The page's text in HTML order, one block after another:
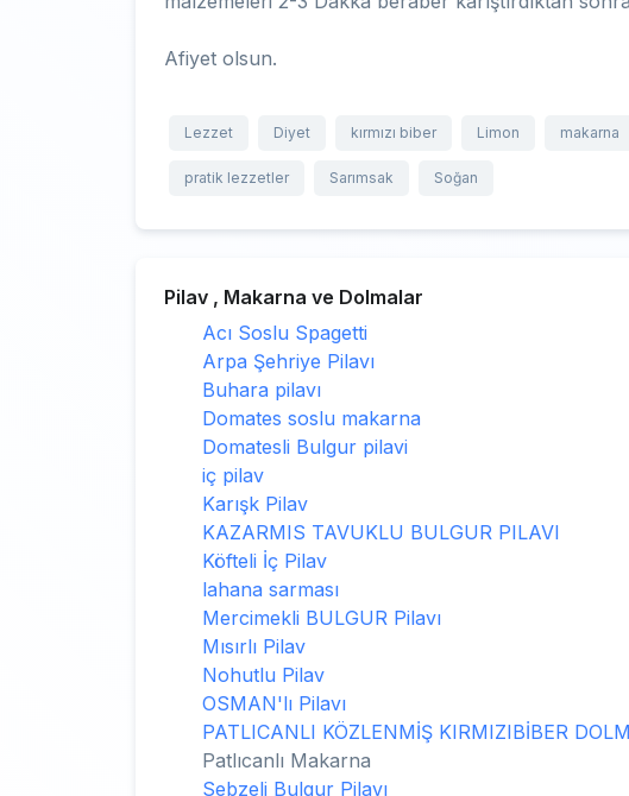
Afiyet olsun.
Lezzet Diyet kırmızı biber Limon makarna
pratik lezzetler Sarımsak Soğan
Pilav , Makarna ve Dolmalar
Acı Soslu Spagetti
Arpa Şehriye Pilavı
Buhara pilavı
Domates soslu makarna
Domatesli Bulgur pilavi
iç pilav
Karışk Pilav
KAZARMIS TAVUKLU BULGUR PILAVI
Köfteli İç Pilav
lahana sarması
Mercimekli BULGUR Pilavı
Mısırlı Pilav
Nohutlu Pilav
OSMAN'lı Pilavı
PATLICANLI KÖZLENMİŞ KIRMIZIBİBER
Patlıcanlı Makarna
Sebzeli Bulgur Pilavı